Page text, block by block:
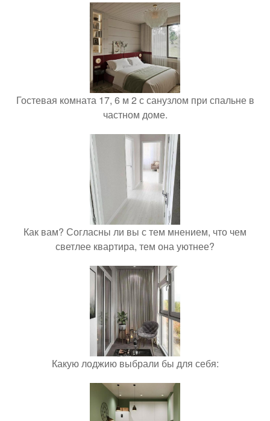
Гостевая комната 17, 6 м 2 с санузлом при спальне в
частном доме.
Как вам? Согласны ли вы с тем мнением, что чем
светлее квартира, тем она уютнее?
Какую лоджию выбрали бы для себя: